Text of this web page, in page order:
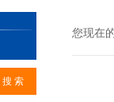
您现在